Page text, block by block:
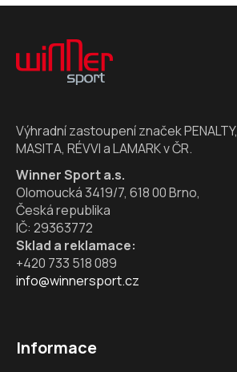
Z
Výhradní zastoupení značek PENALTY,
MASITA, RÉVVI a LAMARK v ČR.
Winner Sport a.s.
Olomoucká 3419/7, 618 00 Brno,
Česká republika
IČ: 29363772
Sklad a reklamace:
+420 733 518 089
info@winnersport.cz
Informace